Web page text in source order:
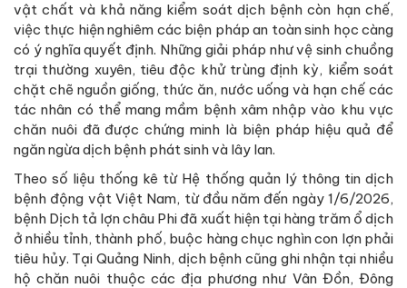
vật chất và khả năng kiểm soát dịch bệnh còn hạn chế,
việc thực hiện nghiêm các biện pháp an toàn sinh học càng
có ý nghĩa quyết định. Những giải pháp như vệ sinh chuồng
trại thường xuyên, tiêu độc khử trùng định kỳ, kiểm soát
chặt chẽ nguồn giống, thức ăn, nước uống và hạn chế các
tác nhân có thể mang mầm bệnh xâm nhập vào khu vực
chăn nuôi đã được chứng minh là biện pháp hiệu quả để
ngăn ngừa dịch bệnh phát sinh và lây lan.
Theo số liệu thống kê từ Hệ thống quản lý thông tin dịch
bệnh động vật Việt Nam, từ đầu năm đến ngày 1/6/2026,
bệnh Dịch tả lợn châu Phi đã xuất hiện tại hàng trăm ổ dịch
ở nhiều tỉnh, thành phố, buộc hàng chục nghìn con lợn phải
tiêu hủy. Tại Quảng Ninh, dịch bệnh cũng ghi nhận tại nhiều
hộ chăn nuôi thuộc các địa phương như Vân Đồn, Đông